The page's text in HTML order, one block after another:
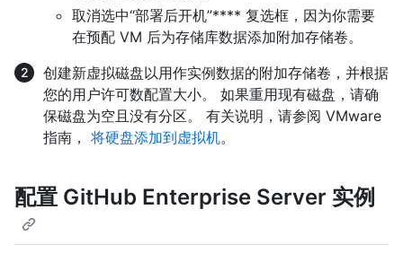
取消选中“部署后开机”**** 复选框，因为你需要
在预配 VM 后为存储库数据添加附加存储卷。
创建新虚拟磁盘以用作实例数据的附加存储卷，并根据
您的用户许可数配置大小。 如果重用现有磁盘，请确
保磁盘为空且没有分区。 有关说明，请参阅 VMware
指南， 将硬盘添加到虚拟机。
配置 GitHub Enterprise Server 实例